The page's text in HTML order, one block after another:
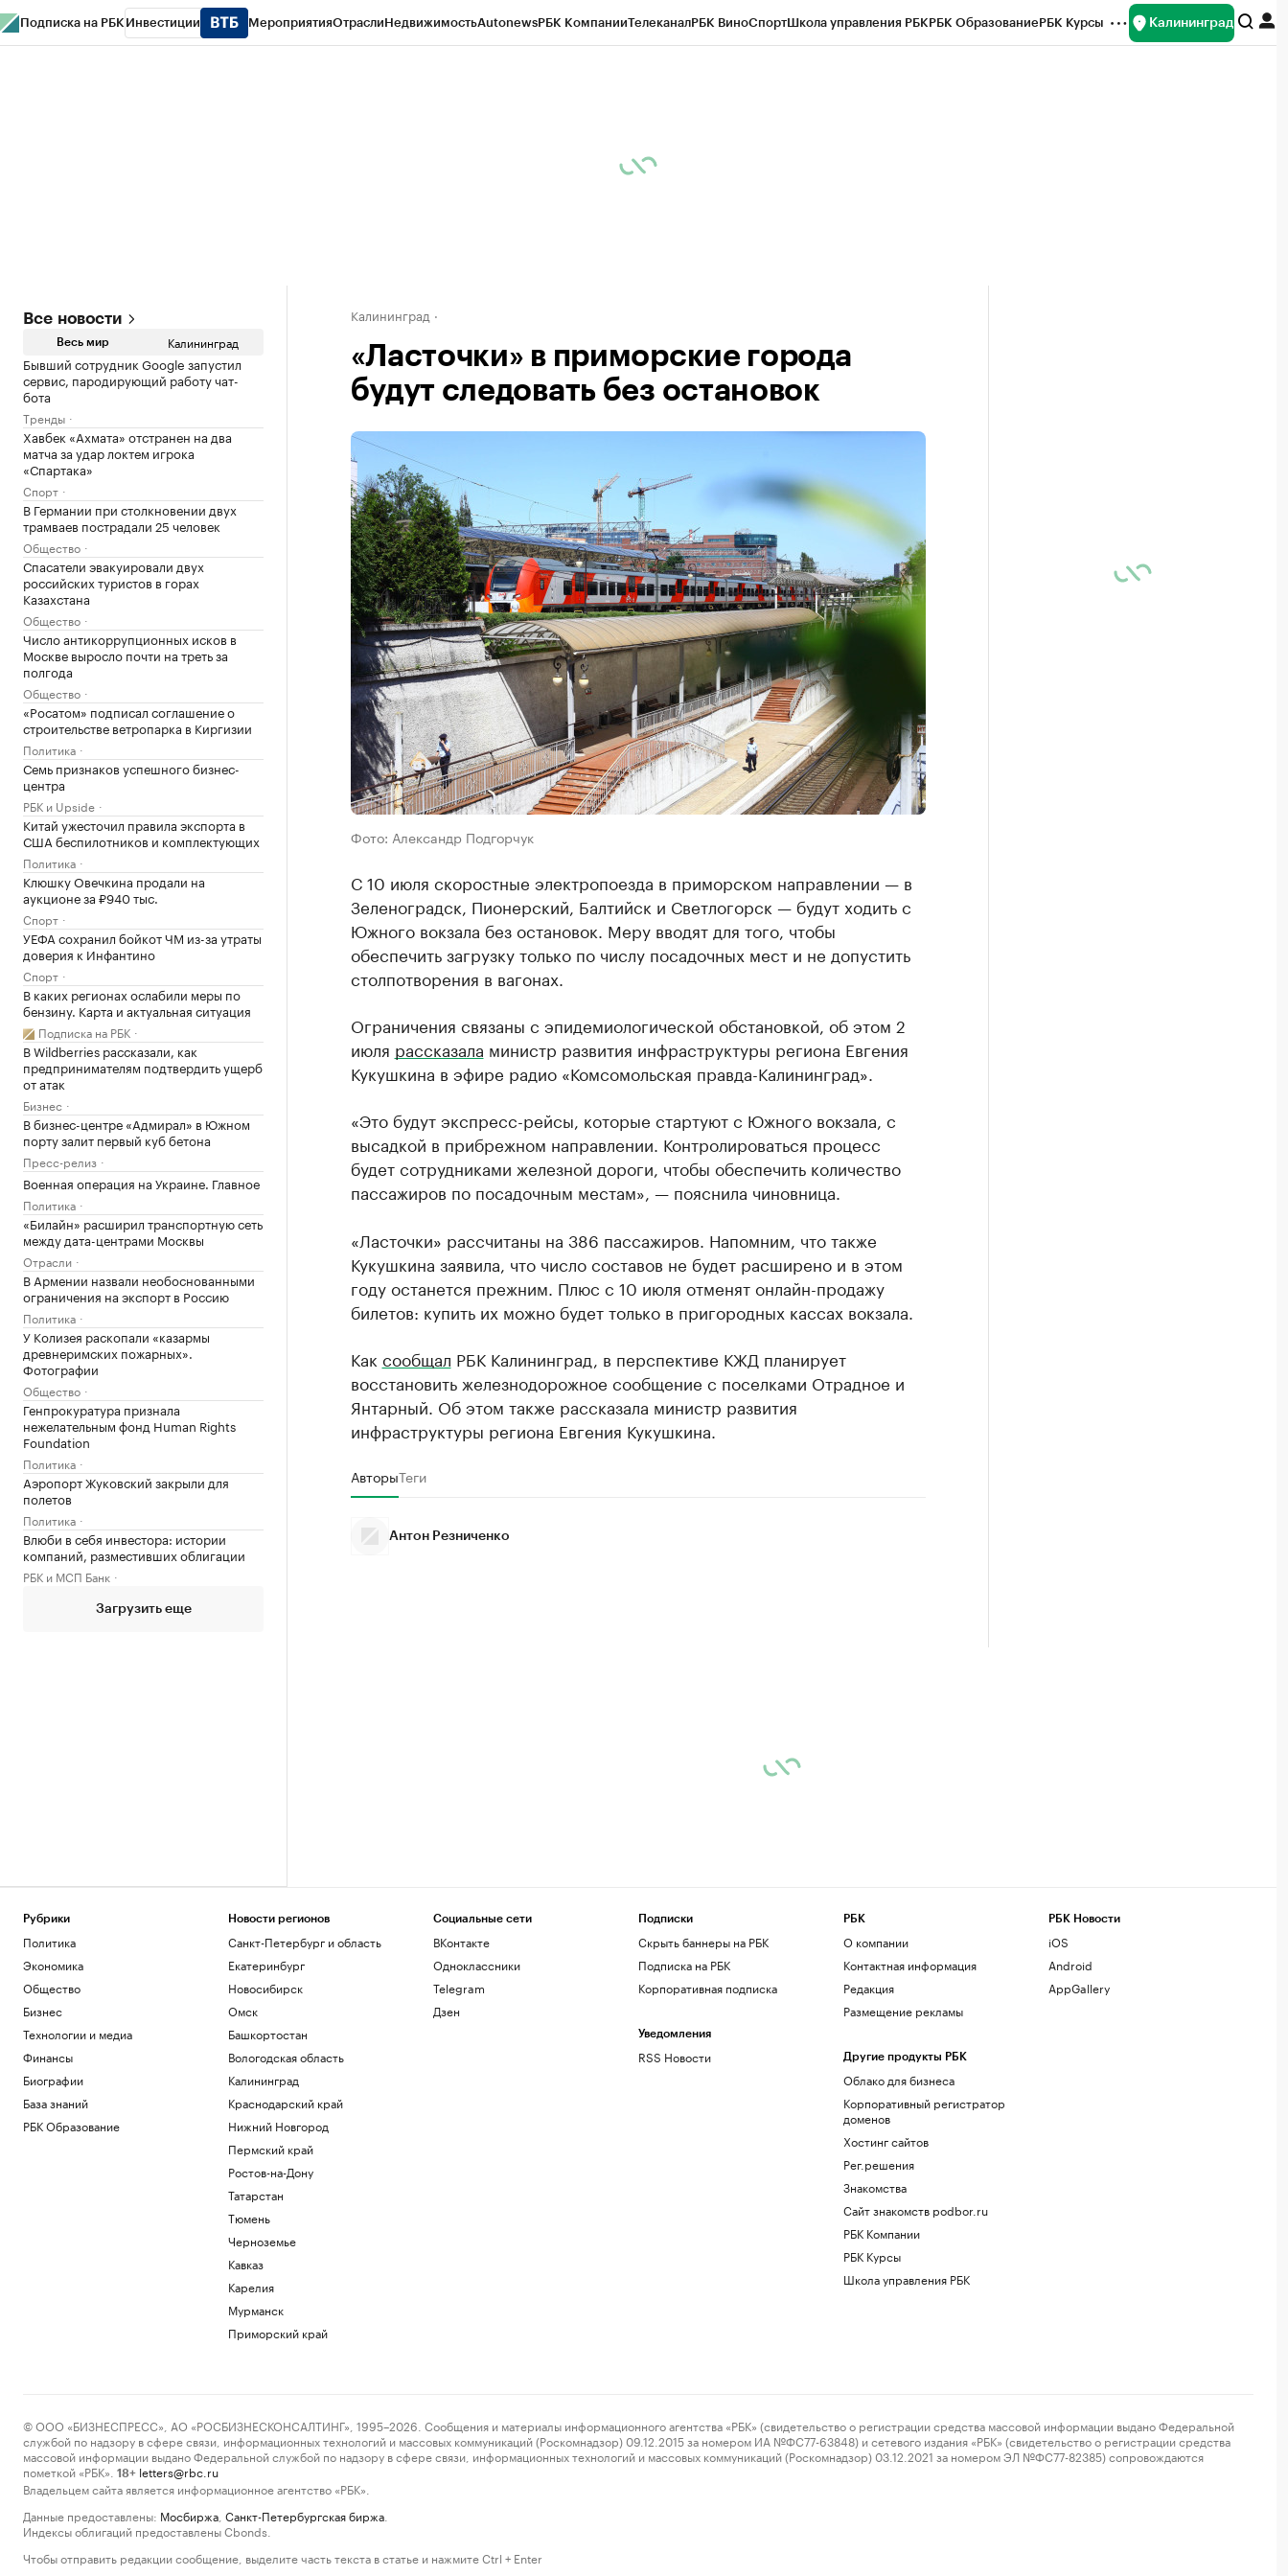
Подписка на РБК Инвестиции МероприятияОтраслиНедвижимостьAutonewsРБК КомпанииТелеканалРБК ВиноСпортШкола управления РБКРБК ОбразованиеРБК Курсы Калининград
Все новости
Весь мир Калининград
Бывший сотрудник Google запустил
сервис, пародирующий работу чат-
бота
Тренды
Хавбек «Ахмата» отстранен на два
матча за удар локтем игрока
«Спартака»
Спорт
В Германии при столкновении двух
трамваев пострадали 25 человек
Общество
Спасатели эвакуировали двух
российских туристов в горах
Казахстана
Общество
Число антикоррупционных исков в
Москве выросло почти на треть за
полгода
Общество
«Росатом» подписал соглашение о
строительстве ветропарка в Киргизии
Политика
Семь признаков успешного бизнес-
центра
РБК и Upside
Китай ужесточил правила экспорта в
США беспилотников и комплектующих
Политика
Клюшку Овечкина продали на
аукционе за ₽940 тыс.
Спорт
УЕФА сохранил бойкот ЧМ из-за утраты
доверия к Инфантино
Спорт
В каких регионах ослабили меры по
бензину. Карта и актуальная ситуация
Подписка на РБК
В Wildberries рассказали, как
предпринимателям подтвердить ущерб
от атак
Бизнес
В бизнес-центре «Адмирал» в Южном
порту залит первый куб бетона
Пресс-релиз
Военная операция на Украине. Главное
Политика
«Билайн» расширил транспортную сеть
между дата-центрами Москвы
Отрасли
В Армении назвали необоснованными
ограничения на экспорт в Россию
Политика
У Колизея раскопали «казармы
древнеримских пожарных».
Фотографии
Общество
Генпрокуратура признала
нежелательным фонд Human Rights
Foundation
Политика
Аэропорт Жуковский закрыли для
полетов
Политика
Влюби в себя инвестора: истории
компаний, разместивших облигации
РБК и МСП Банк
Загрузить еще
Калининград
«Ласточки» в приморские города
будут следовать без остановок
Фото: Александр Подгорчук
С 10 июля скоростные электропоезда в приморском направлении — в
Зеленоградск, Пионерский, Балтийск и Светлогорск — будут ходить с
Южного вокзала без остановок. Меру вводят для того, чтобы
обеспечить загрузку только по числу посадочных мест и не допустить
столпотворения в вагонах.
Ограничения связаны с эпидемиологической обстановкой, об этом 2
июля рассказала министр развития инфраструктуры региона Евгения
Кукушкина в эфире радио «Комсомольская правда-Калининград».
«Это будут экспресс-рейсы, которые стартуют с Южного вокзала, с
высадкой в прибрежном направлении. Контролироваться процесс
будет сотрудниками железной дороги, чтобы обеспечить количество
пассажиров по посадочным местам», — пояснила чиновница.
«Ласточки» рассчитаны на 386 пассажиров. Напомним, что также
Кукушкина заявила, что число составов не будет расширено и в этом
году останется прежним. Плюс с 10 июля отменят онлайн-продажу
билетов: купить их можно будет только в пригородных кассах вокзала.
Как сообщал РБК Калининград, в перспективе КЖД планирует
восстановить железнодорожное сообщение с поселками Отрадное и
Янтарный. Об этом также рассказала министр развития
инфраструктуры региона Евгения Кукушкина.
АвторыТеги
Антон Резниченко
Рубрики
Политика
Экономика
Общество
Бизнес
Технологии и медиа
Финансы
Биографии
База знаний
РБК Образование
Новости регионов
Санкт-Петербург и область
Екатеринбург
Новосибирск
Омск
Башкортостан
Вологодская область
Калининград
Краснодарский край
Нижний Новгород
Пермский край
Ростов-на-Дону
Татарстан
Тюмень
Черноземье
Кавказ
Карелия
Мурманск
Приморский край
Социальные сети
ВКонтакте
Одноклассники
Telegram
Дзен
Подписки
Скрыть баннеры на РБК
Подписка на РБК
Корпоративная подписка
Уведомления
RSS Новости
РБК
О компании
Контактная информация
Редакция
Размещение рекламы
Другие продукты РБК
Облако для бизнеса
Корпоративный регистратор
доменов
Хостинг сайтов
Рег.решения
Знакомства
Сайт знакомств podbor.ru
РБК Компании
РБК Курсы
Школа управления РБК
РБК Новости
iOS
Android
AppGallery
© ООО «БИЗНЕСПРЕСС», АО «РОСБИЗНЕСКОНСАЛТИНГ», 1995–2026. Сообщения и материалы информационного агентства «РБК» (свидетельство о регистрации средства массовой информации выдано Федеральной
службой по надзору в сфере связи, информационных технологий и массовых коммуникаций (Роскомнадзор) 09.12.2015 за номером ИА №ФС77-63848) и сетевого издания «РБК» (свидетельство о регистрации средства
массовой информации выдано Федеральной службой по надзору в сфере связи, информационных технологий и массовых коммуникаций (Роскомнадзор) 03.12.2021 за номером ЭЛ №ФС77-82385) сопровождаются
пометкой «РБК».
18+ letters@rbc.ru
Владельцем сайта является информационное агентство «РБК».
Данные предоставлены: Мосбиржа Санкт-Петербургская биржа
Индексы облигаций предоставлены Cbonds.
Чтобы отправить редакции сообщение, выделите часть текста в статье и нажмите Ctrl + Enter